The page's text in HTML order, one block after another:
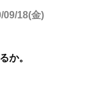
09/18(金)
か。